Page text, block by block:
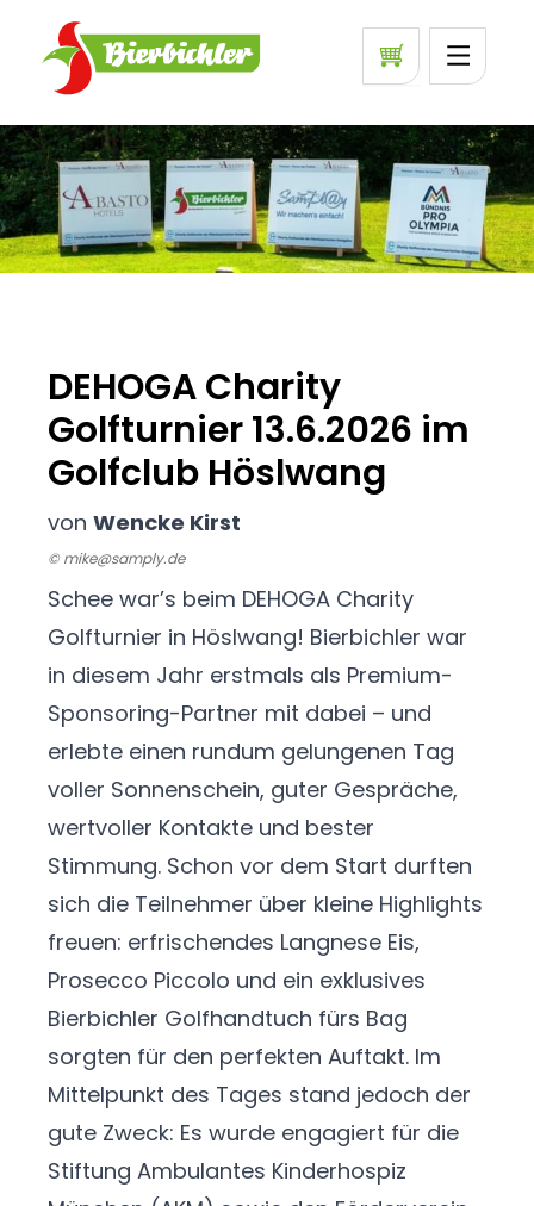
DEHOGA Charity
Golfturnier 13.6.2026 im
Golfclub Höslwang
von Wencke Kirst
© mike@samply.de
Schee war’s beim DEHOGA Charity
Golfturnier in Höslwang! Bierbichler war
in diesem Jahr erstmals als Premium-
Sponsoring-Partner mit dabei – und
erlebte einen rundum gelungenen Tag
voller Sonnenschein, guter Gespräche,
wertvoller Kontakte und bester
Stimmung. Schon vor dem Start durften
sich die Teilnehmer über kleine Highlights
freuen: erfrischendes Langnese Eis,
Prosecco Piccolo und ein exklusives
Bierbichler Golfhandtuch fürs Bag
sorgten für den perfekten Auftakt. Im
Mittelpunkt des Tages stand jedoch der
gute Zweck: Es wurde engagiert für die
Stiftung Ambulantes Kinderhospiz